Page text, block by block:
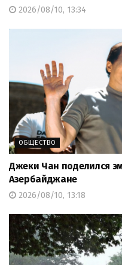
2026/08/10, 13:34
ОБЩЕСТВО
Джеки Чан поделился
Азербайджане
2026/08/10, 13:18